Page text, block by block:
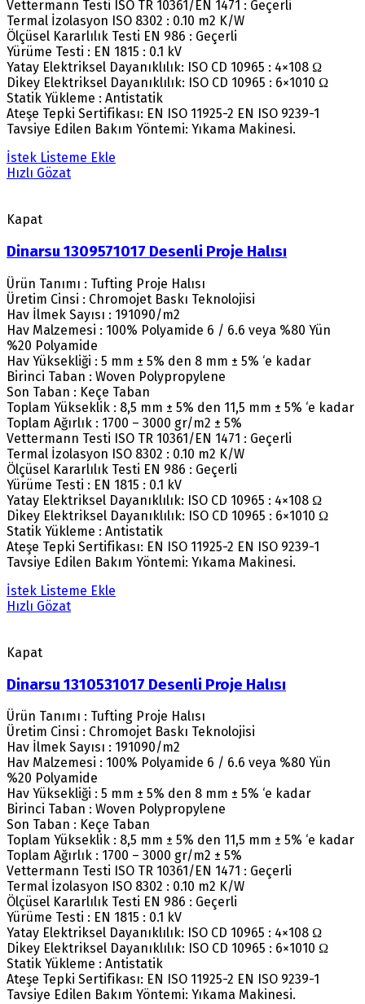
Vettermann Testi ISO TR 10361/EN 1471 : Geçerli
Termal İzolasyon ISO 8302 : 0.10 m2 K/W
Ölçüsel Kararlılık Testi EN 986 : Geçerli
Yürüme Testi : EN 1815 : 0.1 kV
Yatay Elektriksel Dayanıklılık: ISO CD 10965 : 4×108 Ω
Dikey Elektriksel Dayanıklılık: ISO CD 10965 : 6×1010 Ω
Statik Yükleme : Antistatik
Ateşe Tepki Sertifikası: EN ISO 11925-2 EN ISO 9239-1
Tavsiye Edilen Bakım Yöntemi: Yıkama Makinesi.
İstek Listeme Ekle
Hızlı Gözat
Kapat
Dinarsu 1309571017 Desenli Proje Halısı
Ürün Tanımı : Tufting Proje Halısı
Üretim Cinsi : Chromojet Baskı Teknolojisi
Hav İlmek Sayısı : 191090/m2
Hav Malzemesi : 100% Polyamide 6 / 6.6 veya %80 Yün
%20 Polyamide
Hav Yüksekliği : 5 mm ± 5% den 8 mm ± 5% ‘e kadar
Birinci Taban : Woven Polypropylene
Son Taban : Keçe Taban
Toplam Yükseklik : 8,5 mm ± 5% den 11,5 mm ± 5% ‘e kadar
Toplam Ağırlık : 1700 – 3000 gr/m2 ± 5%
Vettermann Testi ISO TR 10361/EN 1471 : Geçerli
Termal İzolasyon ISO 8302 : 0.10 m2 K/W
Ölçüsel Kararlılık Testi EN 986 : Geçerli
Yürüme Testi : EN 1815 : 0.1 kV
Yatay Elektriksel Dayanıklılık: ISO CD 10965 : 4×108 Ω
Dikey Elektriksel Dayanıklılık: ISO CD 10965 : 6×1010 Ω
Statik Yükleme : Antistatik
Ateşe Tepki Sertifikası: EN ISO 11925-2 EN ISO 9239-1
Tavsiye Edilen Bakım Yöntemi: Yıkama Makinesi.
İstek Listeme Ekle
Hızlı Gözat
Kapat
Dinarsu 1310531017 Desenli Proje Halısı
Ürün Tanımı : Tufting Proje Halısı
Üretim Cinsi : Chromojet Baskı Teknolojisi
Hav İlmek Sayısı : 191090/m2
Hav Malzemesi : 100% Polyamide 6 / 6.6 veya %80 Yün
%20 Polyamide
Hav Yüksekliği : 5 mm ± 5% den 8 mm ± 5% ‘e kadar
Birinci Taban : Woven Polypropylene
Son Taban : Keçe Taban
Toplam Yükseklik : 8,5 mm ± 5% den 11,5 mm ± 5% ‘e kadar
Toplam Ağırlık : 1700 – 3000 gr/m2 ± 5%
Vettermann Testi ISO TR 10361/EN 1471 : Geçerli
Termal İzolasyon ISO 8302 : 0.10 m2 K/W
Ölçüsel Kararlılık Testi EN 986 : Geçerli
Yürüme Testi : EN 1815 : 0.1 kV
Yatay Elektriksel Dayanıklılık: ISO CD 10965 : 4×108 Ω
Dikey Elektriksel Dayanıklılık: ISO CD 10965 : 6×1010 Ω
Statik Yükleme : Antistatik
Ateşe Tepki Sertifikası: EN ISO 11925-2 EN ISO 9239-1
Tavsiye Edilen Bakım Yöntemi: Yıkama Makinesi.